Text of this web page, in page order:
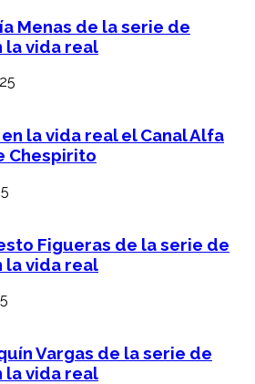
Menas de la serie de
la vida real
la vida real el Canal Alfa
Chespirito
Figueras de la serie de
la vida real
Vargas de la serie de
la vida real